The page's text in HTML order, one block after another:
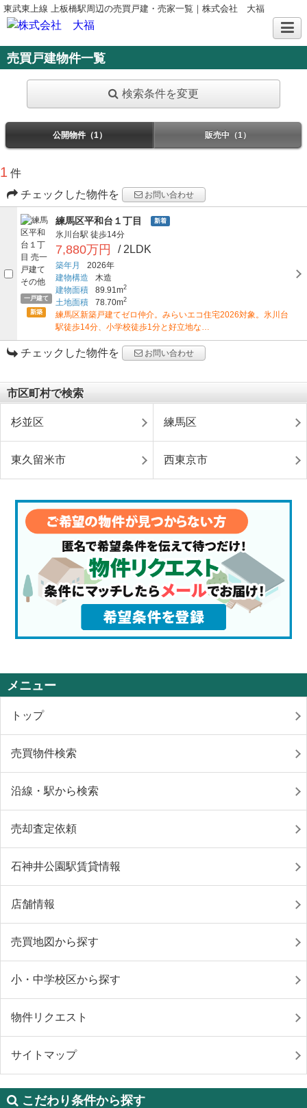
東武東上線 上板橋駅周辺の売買戸建・売家一覧｜株式会社 大福
売買戸建物件一覧
検索条件を変更
公開物件（1） 販売中（1）
1 件
チェックした物件を
お問い合わせ
一戸建て
新築
練馬区平和台１丁目 新着
氷川台駅 徒歩14分
7,880万円 / 2LDK
築年月
2026年
建物構造
木造
建物面積
89.91m2
土地面積 78.70m2
練馬区新築戸建てゼロ仲介。みらいエコ住宅2026対象。氷川台
駅徒歩14分、小学校徒歩1分と好立地な…
チェックした物件を お問い合わせ
市区町村で検索
杉並区 練馬区
東久留米市 西東京市
メニュー
トップ
売買物件検索
沿線・駅から検索
売却査定依頼
石神井公園駅賃貸情報
店舗情報
売買地図から探す
小・中学校区から探す
物件リクエスト
サイトマップ
こだわり条件から探す